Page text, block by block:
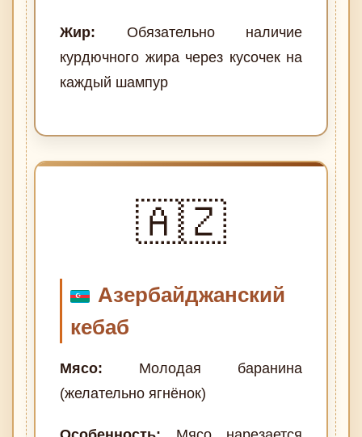
Жир: Обязательно наличие
курдючного жира через кусочек на
каждый шампур
🇦🇿
Азербайджанский
кебаб
Мясо: Молодая баранина
(желательно ягнёнок)